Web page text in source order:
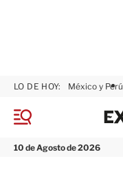
M
n
10 de Agosto de 2026
LO DE HOY: México y Perú